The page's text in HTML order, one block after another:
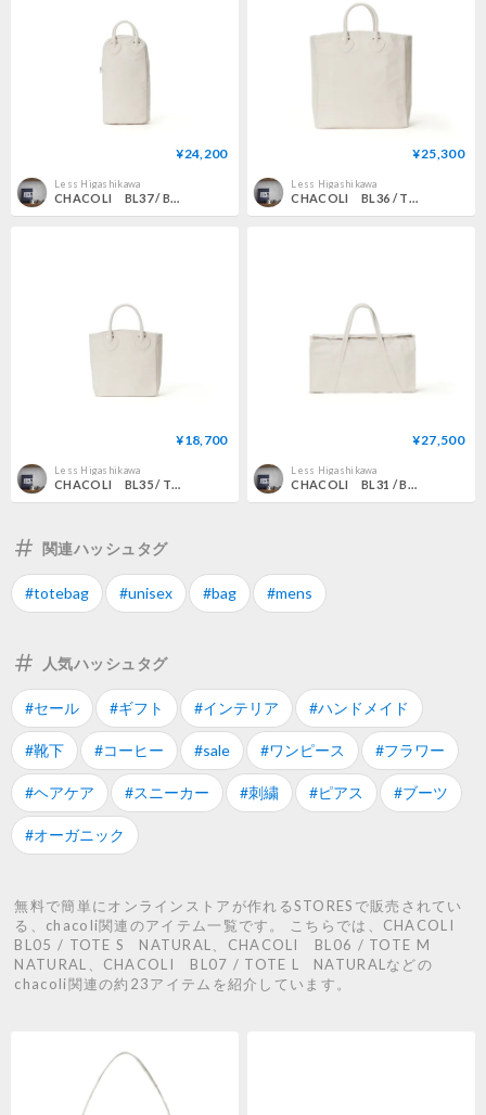
¥24,200
Less Higashikawa
CHACOLI BL37 / BOSTON typeA NATURAL
¥25,300
Less Higashikawa
CHACOLI BL36 / TOTE L NATURAL
¥18,700
Less Higashikawa
¥27,500
Less Higashikawa
関連ハッシュタグ
#totebag #unisex #bag #mens
人気ハッシュタグ
#セール #ギフト #インテリア #ハンドメイド
#靴下 #コーヒー #sale #ワンピース #フラワー
#ヘアケア #スニーカー #刺繍 #ピアス #ブーツ
#オーガニック
無料で簡単にオンラインストアが作れるSTORESで販売されてい
る、chacoli関連のアイテム一覧です。 こちらでは、CHACOLI
BL05 / TOTE S NATURAL、CHACOLI BL06 / TOTE M
NATURAL、CHACOLI BL07 / TOTE L NATURALなどの
chacoli関連の約23アイテムを紹介しています。